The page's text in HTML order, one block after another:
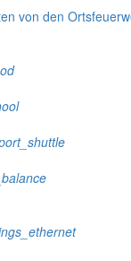
von den